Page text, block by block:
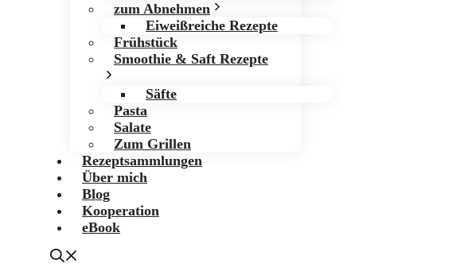
zum Abnehmen
Eiweißreiche Rezepte
Frühstück
Smoothie & Saft Rezepte
Säfte
Pasta
Salate
Zum Grillen
Rezeptsammlungen
Über mich
Blog
Kooperation
eBook